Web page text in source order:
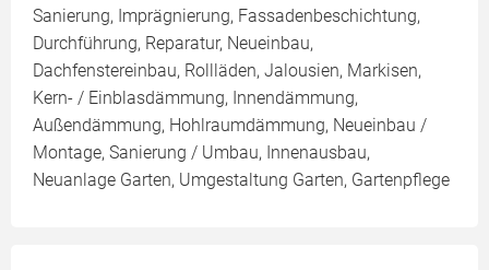
Sanierung, Imprägnierung, Fassadenbeschichtung,
Durchführung, Reparatur, Neueinbau,
Dachfenstereinbau, Rollläden, Jalousien, Markisen,
Kern- / Einblasdämmung, Innendämmung,
Außendämmung, Hohlraumdämmung, Neueinbau /
Montage, Sanierung / Umbau, Innenausbau,
Neuanlage Garten, Umgestaltung Garten, Gartenpflege